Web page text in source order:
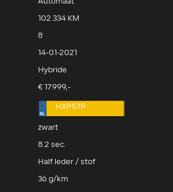
102.334 KM
8
14-01-2021
Hybride
€ 17.999,-
HXP57P
zwart
8.2 sec.
Half leder / stof
36 g/km